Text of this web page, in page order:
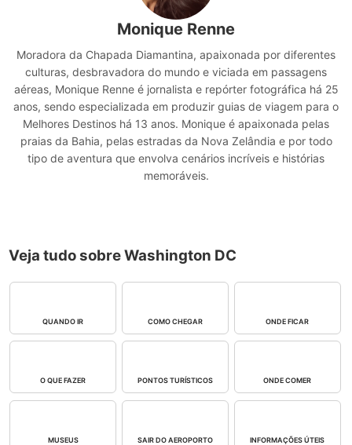
Monique Renne
Moradora da Chapada Diamantina, apaixonada por diferentes
culturas, desbravadora do mundo e viciada em passagens
aéreas, Monique Renne é jornalista e repórter fotográfica há 25
anos, sendo especializada em produzir guias de viagem para o
Melhores Destinos há 13 anos. Monique é apaixonada pelas
praias da Bahia, pelas estradas da Nova Zelândia e por todo
tipo de aventura que envolva cenários incríveis e histórias
memoráveis.
Veja tudo sobre Washington DC
QUANDO IR COMO CHEGAR ONDE FICAR
O QUE FAZER PONTOS TURÍSTICOS ONDE COMER
MUSEUS SAIR DO AEROPORTO INFORMAÇÕES ÚTEIS